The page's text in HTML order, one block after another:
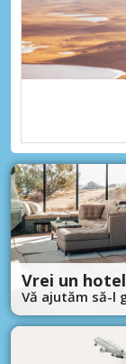
Vrei un
Vă ajutăm să-l